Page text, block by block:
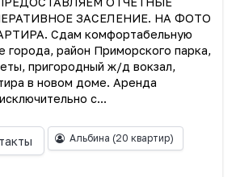
ЗАСЕЛЕНИЕ. НА ФОТО
Сдам комфортабельную
города, район Приморского парка,
пригородный ж/д вокзал,
в новом доме. Аренда
с...
Альбина (20 квартир)